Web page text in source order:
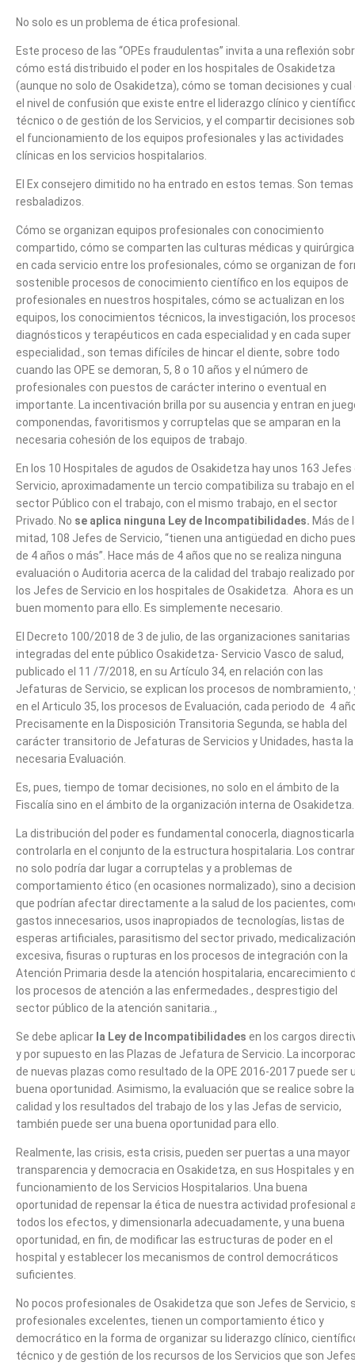
No solo es un problema de ética profesional.
Este proceso de las “OPEs fraudulentas” invita a una reflexión
cómo está distribuido el poder en los hospitales de Osakidetza
(aunque no solo de Osakidetza), cómo se toman decisiones y cual
el nivel de confusión que existe entre el liderazgo clínico y
técnico o de gestión de los Servicios, y el compartir decisiones
el funcionamiento de los equipos profesionales y las actividades
clínicas en los servicios hospitalarios.
El Ex consejero dimitido no ha entrado en estos temas. Son temas
resbaladizos.
Cómo se organizan equipos profesionales con conocimiento
compartido, cómo se comparten las culturas médicas y
en cada servicio entre los profesionales, cómo se organizan de
sostenible procesos de conocimiento científico en los equipos de
profesionales en nuestros hospitales, cómo se actualizan en los
equipos, los conocimientos técnicos, la investigación, los
diagnósticos y terapéuticos en cada especialidad y en cada super
especialidad., son temas difíciles de hincar el diente, sobre todo
cuando las OPE se demoran, 5, 8 o 10 años y el número de
profesionales con puestos de carácter interino o eventual en
importante. La incentivación brilla por su ausencia y entran en
componendas, favoritismos y corruptelas que se amparan en la
necesaria cohesión de los equipos de trabajo.
En los 10 Hospitales de agudos de Osakidetza hay unos 163 Jefes
Servicio, aproximadamente un tercio compatibiliza su trabajo en el
sector Público con el trabajo, con el mismo trabajo, en el sector
Privado. No se aplica ninguna Ley de Incompatibilidades. Más de
mitad, 108 Jefes de Servicio, “tienen una antigüedad en dicho
de 4 años o más”. Hace más de 4 años que no se realiza ninguna
evaluación o Auditoria acerca de la calidad del trabajo realizado por
los Jefes de Servicio en los hospitales de Osakidetza. Ahora es un
buen momento para ello. Es simplemente necesario.
El Decreto 100/2018 de 3 de julio, de las organizaciones sanitarias
integradas del ente público Osakidetza- Servicio Vasco de salud,
publicado el 11 /7/2018, en su Artículo 34, en relación con las
Jefaturas de Servicio, se explican los procesos de nombramiento,
en el Articulo 35, los procesos de Evaluación, cada periodo de 4
Precisamente en la Disposición Transitoria Segunda, se habla del
carácter transitorio de Jefaturas de Servicios y Unidades, hasta la
necesaria Evaluación.
Es, pues, tiempo de tomar decisiones, no solo en el ámbito de la
Fiscalía sino en el ámbito de la organización interna de Osakidetza.
La distribución del poder es fundamental conocerla,
controlarla en el conjunto de la estructura hospitalaria. Los
no solo podría dar lugar a corruptelas y a problemas de
comportamiento ético (en ocasiones normalizado), sino a
que podrían afectar directamente a la salud de los pacientes,
gastos innecesarios, usos inapropiados de tecnologías, listas de
esperas artificiales, parasitismo del sector privado, medicalización
excesiva, fisuras o rupturas en los procesos de integración con la
Atención Primaria desde la atención hospitalaria, encarecimiento
los procesos de atención a las enfermedades., desprestigio del
sector público de la atención sanitaria..,
Se debe aplicar la Ley de Incompatibilidades en los cargos
y por supuesto en las Plazas de Jefatura de Servicio. La
de nuevas plazas como resultado de la OPE 2016-2017 puede ser
buena oportunidad. Asimismo, la evaluación que se realice sobre la
calidad y los resultados del trabajo de los y las Jefas de servicio,
también puede ser una buena oportunidad para ello.
Realmente, las crisis, esta crisis, pueden ser puertas a una mayor
transparencia y democracia en Osakidetza, en sus Hospitales y
funcionamiento de los Servicios Hospitalarios. Una buena
oportunidad de repensar la ética de nuestra actividad profesional
todos los efectos, y dimensionarla adecuadamente, y una buena
oportunidad, en fin, de modificar las estructuras de poder en el
hospital y establecer los mecanismos de control democráticos
suficientes.
No pocos profesionales de Osakidetza que son Jefes de Servicio,
profesionales excelentes, tienen un comportamiento ético y
democrático en la forma de organizar su liderazgo clínico,
técnico y de gestión de los recursos de los Servicios que son